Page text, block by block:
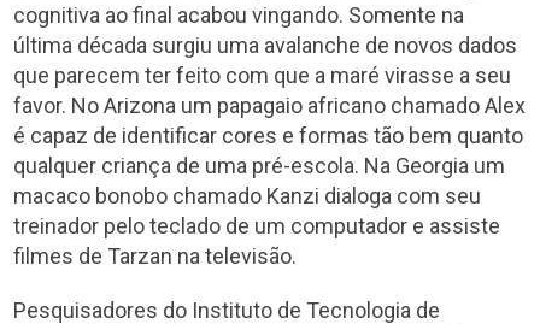
cognitiva ao final acabou vingando. Somente na
última década surgiu uma avalanche de novos dados
que parecem ter feito com que a maré virasse a seu
favor. No Arizona um papagaio africano chamado Alex
é capaz de identificar cores e formas tão bem quanto
qualquer criança de uma pré-escola. Na Georgia um
macaco bonobo chamado Kanzi dialoga com seu
treinador pelo teclado de um computador e assiste
filmes de Tarzan na televisão.
Pesquisadores do Instituto de Tecnologia de